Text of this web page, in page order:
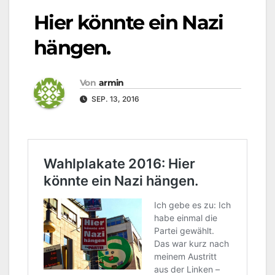
Hier könnte ein Nazi
hängen.
Von armin
SEP. 13, 2016